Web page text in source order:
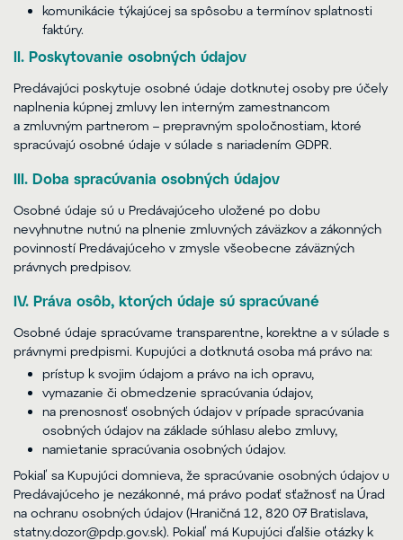
komunikácie týkajúcej sa spôsobu a termínov splatnosti
faktúry.
II. Poskytovanie osobných údajov
Predávajúci poskytuje osobné údaje dotknutej osoby pre účely
naplnenia kúpnej zmluvy len interným zamestnancom
a zmluvným partnerom – prepravným spoločnostiam, ktoré
spracúvajú osobné údaje v súlade s nariadením GDPR.
III. Doba spracúvania osobných údajov
Osobné údaje sú u Predávajúceho uložené po dobu
nevyhnutne nutnú na plnenie zmluvných záväzkov a zákonných
povinností Predávajúceho v zmysle všeobecne záväzných
právnych predpisov.
IV. Práva osôb, ktorých údaje sú spracúvané
Osobné údaje spracúvame transparentne, korektne a v súlade s
právnymi predpismi. Kupujúci a dotknutá osoba má právo na:
prístup k svojim údajom a právo na ich opravu,
vymazanie či obmedzenie spracúvania údajov,
na prenosnosť osobných údajov v prípade spracúvania
osobných údajov na základe súhlasu alebo zmluvy,
namietanie spracúvania osobných údajov.
Pokiaľ sa Kupujúci domnieva, že spracúvanie osobných údajov u
Predávajúceho je nezákonné, má právo podať sťažnosť na Úrad
na ochranu osobných údajov (Hraničná 12, 820 07 Bratislava,
statny.dozor@pdp.gov.sk). Pokiaľ má Kupujúci ďalšie otázky k